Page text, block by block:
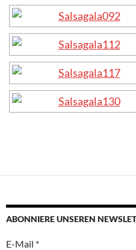
ABONNIERE UNSEREN
E-Mail *